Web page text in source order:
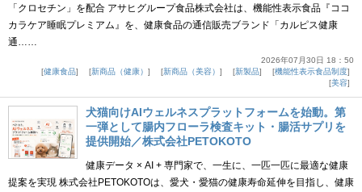
「クロセチン」を配合 アサヒグループ食品株式会社は、機能性表示食品『ココ
カラケア睡眠プレミアム』を、健康食品の通信販売ブランド「カルピス健康
通……
2026年07月30日 18：50
健康食品
新商品（健康） 新商品（美容） 新製品
機能性表示食品制度
美容
犬猫向けAIウェルネスプラットフォームを始動。第
一弾として腸内フローラ検査キット・腸活サプリを
提供開始／株式会社PETOKOTO
健康データ × AI + 専門家で、一生に、一匹一匹に最適な健康
提案を実現 株式会社PETOKOTOは、愛犬・愛猫の健康寿命延伸を目指し、健康